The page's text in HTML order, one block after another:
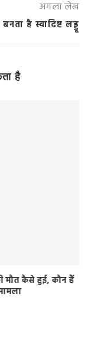
अगला लेख
है स्वादिष्ट लड्डू
है
कैसे हुई, कौन हैं